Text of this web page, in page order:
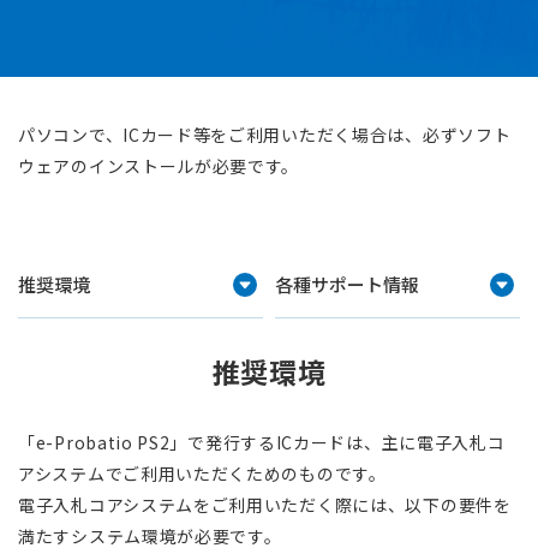
パソコンで、ICカード等をご利用いただく場合は、必ずソフト
ウェアのインストールが必要です。
推奨環境 各種サポート情報
推奨環境
「e-Probatio PS2」で発行するICカードは、主に電子入札コ
アシステムでご利用いただくためのものです。
電子入札コアシステムをご利用いただく際には、以下の要件を
満たすシステム環境が必要です。